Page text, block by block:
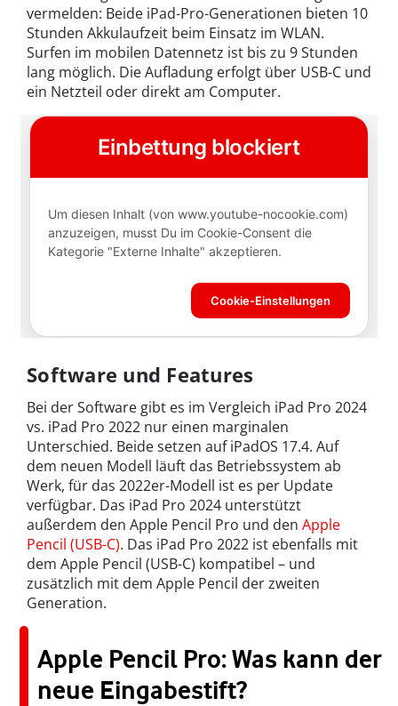
vermelden: Beide iPad-Pro-Generationen bieten 10
Stunden Akkulaufzeit beim Einsatz im WLAN.
Surfen im mobilen Datennetz ist bis zu 9 Stunden
lang möglich. Die Aufladung erfolgt über USB-C und
ein Netzteil oder direkt am Computer.
Software und Features
Bei der Software gibt es im Vergleich iPad Pro 2024
vs. iPad Pro 2022 nur einen marginalen
Unterschied. Beide setzen auf iPadOS 17.4. Auf
dem neuen Modell läuft das Betriebssystem ab
Werk, für das 2022er-Modell ist es per Update
verfügbar. Das iPad Pro 2024 unterstützt
außerdem den Apple Pencil Pro und den Apple
Pencil (USB-C). Das iPad Pro 2022 ist ebenfalls mit
dem Apple Pencil (USB-C) kompatibel – und
zusätzlich mit dem Apple Pencil der zweiten
Generation.
Apple Pencil Pro: Was kann der
neue Eingabestift?